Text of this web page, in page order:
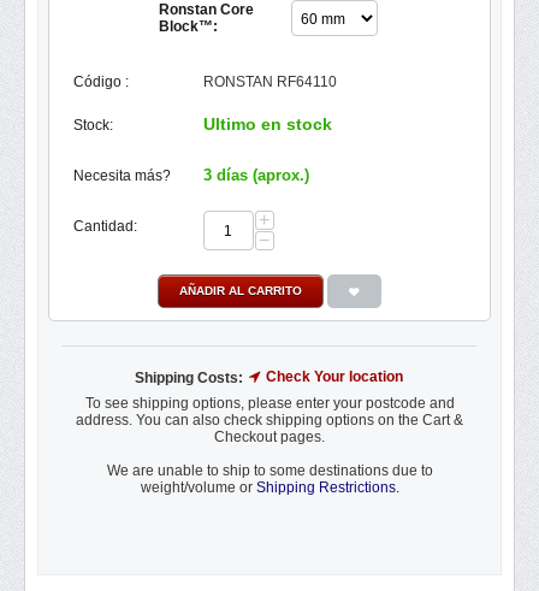
Ronstan Core
Block™:
Código : RONSTAN RF64110
Stock: Ultimo en stock
Necesita más? 3 días (aprox.)
Cantidad:
+
−
AÑADIR AL CARRITO
Shipping Costs:
Check Your location
To see shipping options, please enter your postcode and
address. You can also check shipping options on the Cart &
Checkout pages.
We are unable to ship to some destinations due to
weight/volume or Shipping Restrictions.